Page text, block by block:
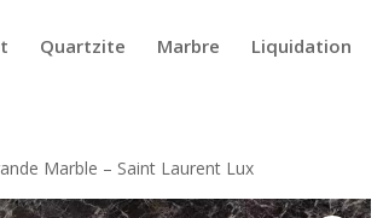
Quartzite Marbre Liquidation
Marble – Saint Laurent Lux